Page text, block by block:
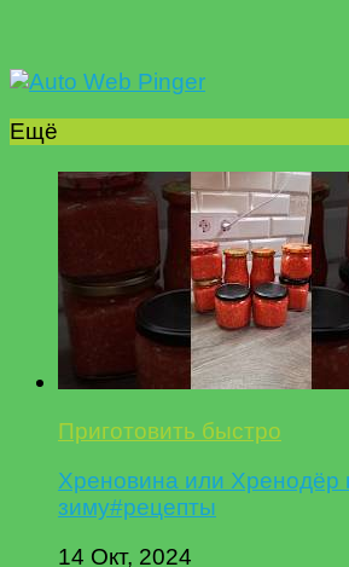
Ещё
Приготовить быстро
Хреновина или Хренодёр
зиму#рецепты
14 Окт, 2024